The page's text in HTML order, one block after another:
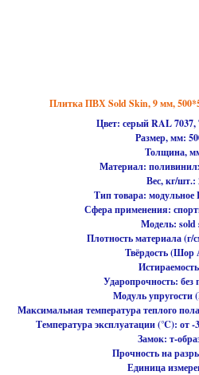
Плитка ПВХ Sold Skin, 9 мм,
Цвет: серый RAL 7037,
Размер, мм:
Толщина,
Материал:
Вес, кг/шт.:
Тип товара:
Сфера применения:
Модель: sold
Плотность материала (г/
Твёрдость (Шор
Ударопрочность: без
Модуль упругости
Максимальная температура теплого
Температура эксплуатации (℃): от -
Замок: т-
Прочность на
Единица